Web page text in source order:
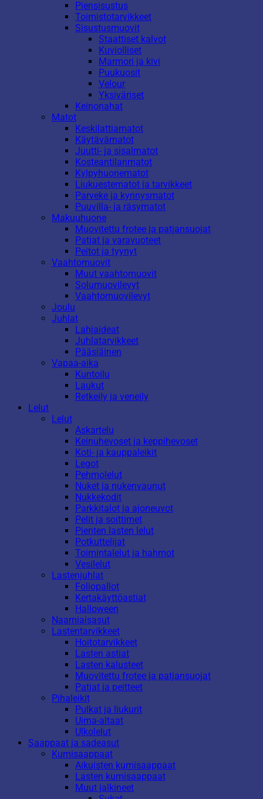
Piensisustus
Toimistotarvikkeet
Sisustusmuovit
Staattiset kalvot
Kuviolliset
Marmori ja kivi
Puukuosit
Velour
Yksiväriset
Keinonahat
Matot
Keskilattiamatot
Käytävämatot
Juutti- ja sisalmatot
Kosteantilanmatot
Kylpyhuonematot
Liukuestematot ja tarvikkeet
Parveke ja kynnysmatot
Puuvilla- ja räsymatot
Makuuhuone
Muovitettu frotee ja patjansuojat
Patjat ja varavuoteet
Peitot ja tyynyt
Vaahtomuovit
Muut vaahtomuovit
Solumuovilevyt
Vaahtomuovilevyt
Joulu
Juhlat
Lahjaideat
Juhlatarvikkeet
Pääsiäinen
Vapaa-aika
Kuntoilu
Laukut
Retkeily ja veneily
Lelut
Lelut
Askartelu
Keinuhevoset ja keppihevoset
Koti- ja kauppaleikit
Legot
Pehmolelut
Nuket ja nukenvaunut
Nukkekodit
Parkkitalot ja ajoneuvot
Pelit ja soittimet
Pienten lasten lelut
Potkuttelijat
Toimintalelut ja hahmot
Vesilelut
Lastenjuhlat
Foliopallot
Kertakäyttöastiat
Halloween
Naamiaisasut
Lastentarvikkeet
Hoitotarvikkeet
Lasten astiat
Lasten kalusteet
Muovitettu frotee ja patjansuojat
Patjat ja peitteet
Pihaleikit
Pulkat ja liukurit
Uima-altaat
Ulkolelut
Saappaat ja sadeasut
Kumisaappaat
Aikuisten kumisaappaat
Lasten kumisaappaat
Muut jalkineet